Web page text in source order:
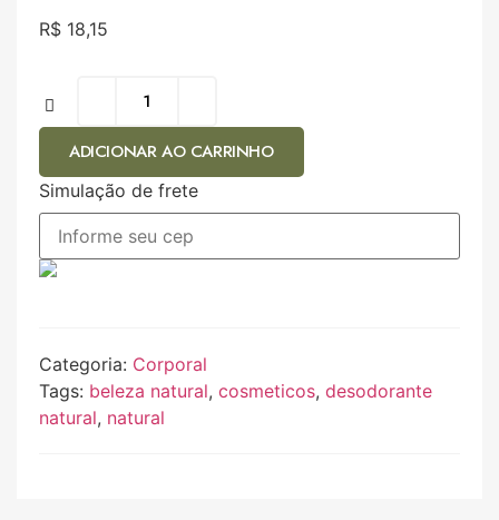
R$ 18,15
ADICIONAR AO CARRINHO
Simulação de frete
Categoria: Corporal
Tags: beleza natural, cosmeticos, desodorante
natural, natural